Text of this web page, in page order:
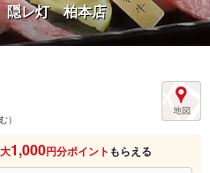
隠レ灯 柏本店
）
1,000円分ポイント もらえる